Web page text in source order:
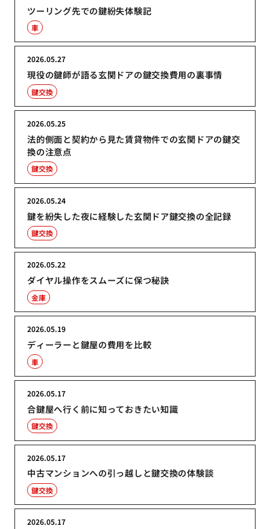
ツーリング先での鍵紛失体験記
車
現役の鍵師が語る玄関ドアの鍵交換費用の裏事情
2026.05.27
鍵交換
法的側面と契約から見た賃貸物件での玄関ドアの鍵交
換の注意点
2026.05.25
鍵交換
鍵を紛失した夜に経験した玄関ドア鍵交換の全記録
2026.05.24
鍵交換
ダイヤル操作をスムーズに保つ秘訣
2026.05.22
金庫
ディーラーと鍵屋の費用を比較
2026.05.19
車
合鍵屋へ行く前に知っておきたい知識
2026.05.17
鍵交換
中古マンションへの引っ越しと鍵交換の体験談
2026.05.17
鍵交換
2026.05.17